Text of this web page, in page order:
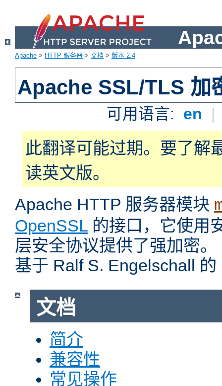
Apache > HTTP 服务器 > 文档 > 版本 2.4
Apache SSL/TLS 加
可用语言: en |
此翻译可能过期。要了解
读英文版。
Apache HTTP 服务器模块
OpenSSL 的接口，它使用
层安全协议提供了强加密
基于 Ralf S. Engelschall
文档
简介
兼容性
常见操作